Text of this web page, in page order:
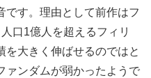
です。理由として前作はフ
口1億人を超えるフィリ
を大きく伸ばせるのではと
ァンダムが弱かったようで